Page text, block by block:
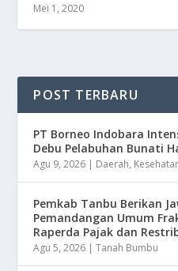
Mei 1, 2020
POST TERBARU
​PT Borneo Indobara
Debu Pelabuhan Bunati
Agu 9, 2026 | Daerah,
Pemkab Tanbu Berikan
Pemandangan Umum
Raperda Pajak dan
Agu 5, 2026 |Tanah Bumbu